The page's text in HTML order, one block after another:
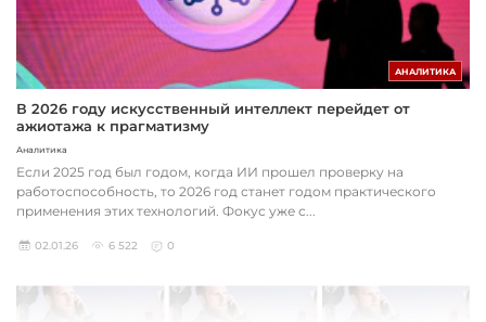
АНАЛИТИКА
В 2026 году искусственный интеллект перейдет от
ажиотажа к прагматизму
Аналитика
Если 2025 год был годом, когда ИИ прошел проверку на
работоспособность, то 2026 год станет годом практического
применения этих технологий. Фокус уже с...
02.01.26 6 522 0